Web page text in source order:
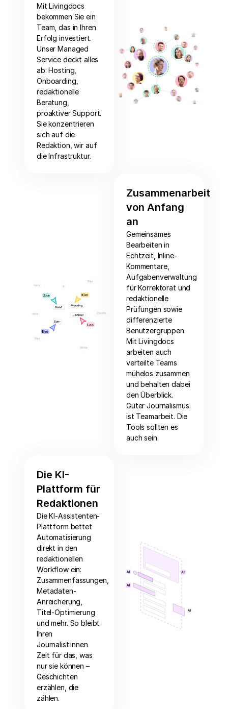
Mit Livingdocs
bekommen Sie ein
Team, das in Ihren
Erfolg investiert.
Unser Managed
Service deckt alles
ab: Hosting,
Onboarding,
redaktionelle
Beratung,
proaktiver Support.
Sie konzentrieren
sich auf die
Redaktion, wir auf
die Infrastruktur.
Zusammenarbeit
von Anfang
an
Gemeinsames
Bearbeiten in
Echtzeit, Inline-
Kommentare,
Aufgabenverwaltung
für Korrektorat und
redaktionelle
Prüfungen sowie
differenzierte
Benutzergruppen.
Mit Livingdocs
arbeiten auch
verteilte Teams
mühelos zusammen
und behalten dabei
den Überblick.
Guter Journalismus
ist Teamarbeit. Die
Tools sollten es
auch sein.
Die KI-
Plattform für
Redaktionen
Die KI-Assistenten-
Plattform bettet
Automatisierung
direkt in den
redaktionellen
Workflow ein:
Zusammenfassungen,
Metadaten-
Anreicherung,
Titel-Optimierung
und mehr. So bleibt
Ihren
Journalist:innen
Zeit für das, was
nur sie können –
Geschichten
erzählen, die
zählen.